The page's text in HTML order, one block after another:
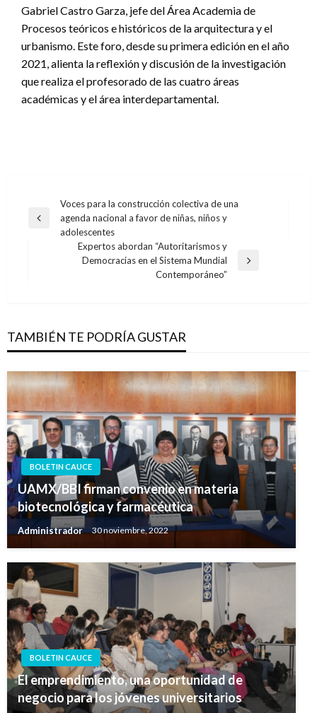
Gabriel Castro Garza, jefe del Área Academia de
Procesos teóricos e históricos de la arquitectura y el
urbanismo. Este foro, desde su primera edición en el año
2021, alienta la reflexión y discusión de la investigación
que realiza el profesorado de las cuatro áreas
académicas y el área interdepartamental.
Navegación
de
entradas
Entrada
anterior
Voces para la construcción colectiva de una
agenda nacional a favor de niñas, niños y
adolescentes
Expertos abordan “Autoritarismos y
Democracias en el Sistema Mundial
Contemporáneo”
TAMBIÉN TE PODRÍA GUSTAR
BOLETIN CAUCE
UAMX/BBI firman convenio en materia
biotecnológica y farmacéutica
Administrador 30 noviembre, 2022
BOLETIN CAUCE
El emprendimiento, una oportunidad de
negocio para los jóvenes universitarios